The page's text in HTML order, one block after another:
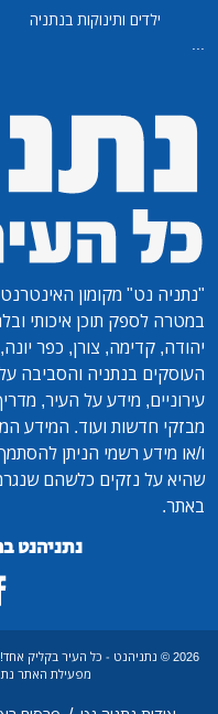
ילדים ותינוקות בנתניה
...
"נתניה נט" מקומון
במטרה לספק תוכן איכותי
יהודה, קדימה, צורן, כפר
העוסקים בנתניה והסביבה על
עירוניים, מידע על העיר,
מבזקי חדשות ועוד. המידע
ו/או מידע רשמי הניתן
שהיא על נזקים כלשהם
באתר.
נתניהנט
2026 © נתניהנט - כל העיר בקליק
מפעילת האתר